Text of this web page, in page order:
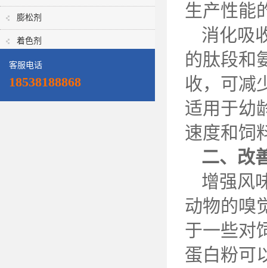
膨松剂
着色剂
客服电话
18538188868
生产性能
消化吸
的肽段和
收，可减
适用于幼
速度和饲
二、改
增强风
动物的嗅
于一些对
蛋白粉可